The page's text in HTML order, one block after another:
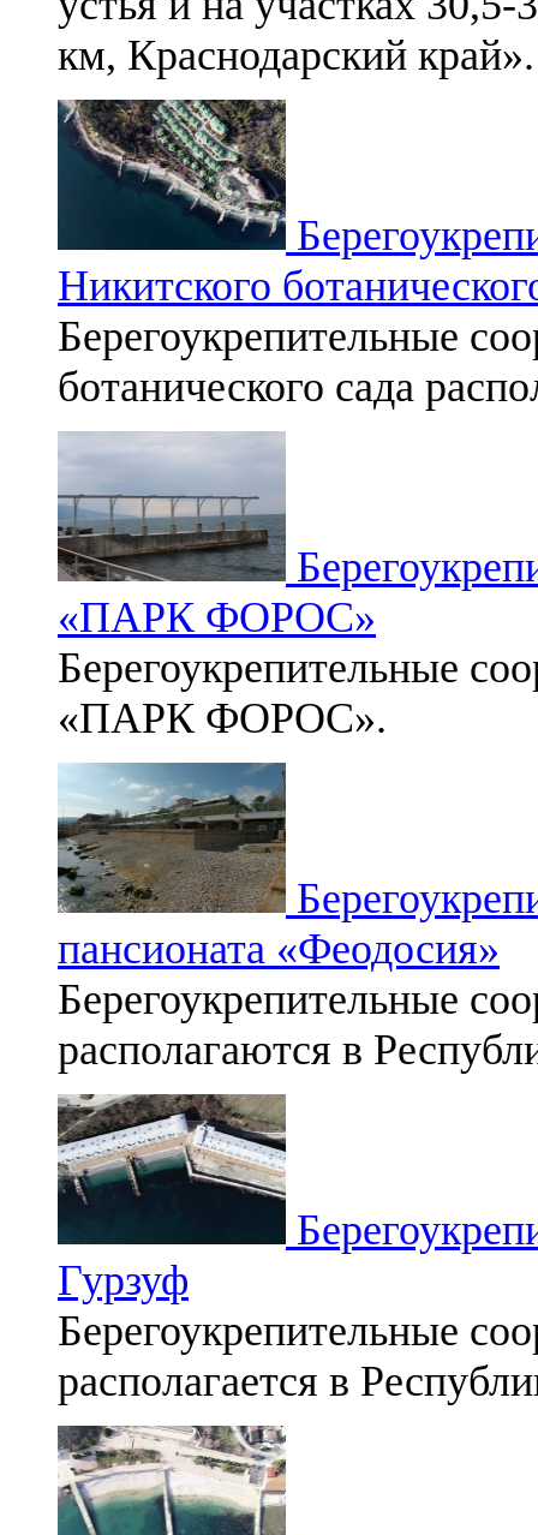
км, Краснодарский край».
Никитского
Берегоукрепительные
ботанического сада
«ПАРК ФОРОС»
Берегоукрепительные
«ПАРК ФОРОС».
пансионата «Феодосия»
Берегоукрепительные
располагаются в
Гурзуф
Берегоукрепительные
располагается в